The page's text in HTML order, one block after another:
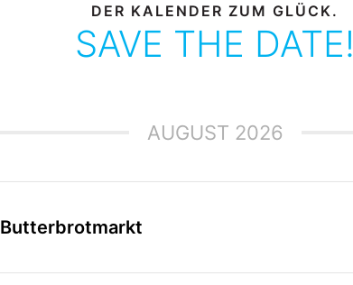
DER KALENDER ZUM GLÜCK.
SAVE THE DATE!
AUGUST 2026
Butterbrotmarkt